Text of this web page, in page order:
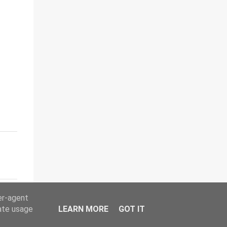
agent
usage
LEARN MORE GOT IT